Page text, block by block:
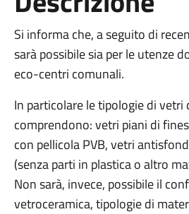
Si informa che, a seguito di
sarà possibile sia per le utenze
eco-centri comunali.
In particolare le tipologie di
comprendono: vetri piani di
con pellicola PVB, vetri
(senza parti in plastica o altro
Non sarà, invece, possibile il
vetroceramica, tipologie di